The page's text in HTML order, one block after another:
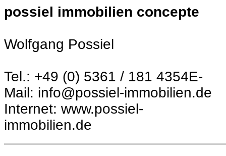
possiel immobilien concepte
Wolfgang Possiel
Tel.: +49 (0) 5361 / 181 4354E-
Mail: info@possiel-immobilien.de
Internet: www.possiel-
immobilien.de